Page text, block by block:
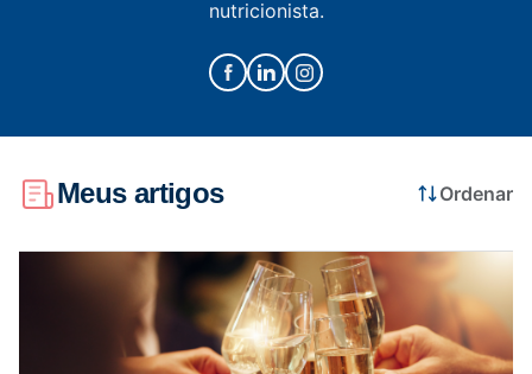
Saúde do homem
nutricionista.
Meus artigos Ordenar